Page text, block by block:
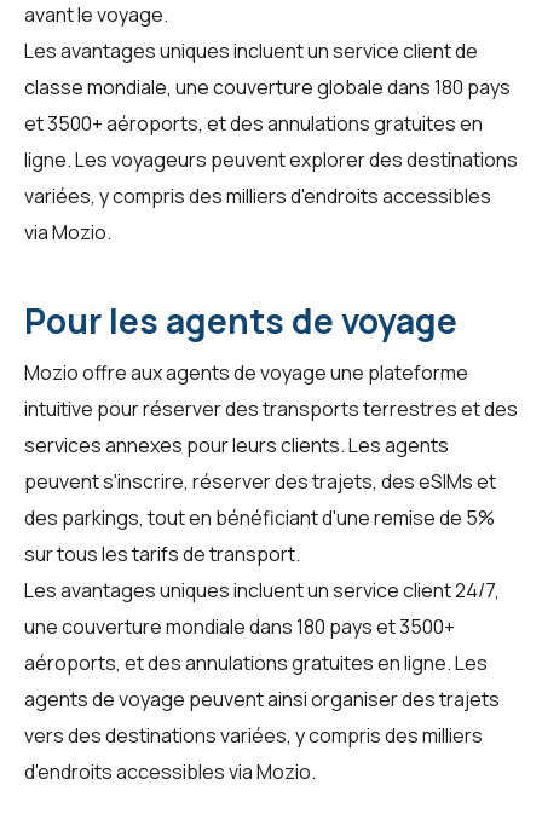
avant le voyage.
Les avantages uniques incluent un service client de
classe mondiale, une couverture globale dans 180 pays
et 3500+ aéroports, et des annulations gratuites en
ligne. Les voyageurs peuvent explorer des destinations
variées, y compris des milliers d'endroits accessibles
viaMozio.
Pour les agents de voyage
Mozio offre aux agents de voyage une plateforme
intuitive pour réserver des transports terrestres et des
services annexes pour leurs clients. Les agents
peuvent s'inscrire, réserver des trajets, des eSIMs et
des parkings, tout en bénéficiant d'une remise de 5%
sur tous les tarifs de transport.
Les avantages uniques incluent un service client 24/7,
une couverture mondiale dans 180 pays et 3500+
aéroports, et des annulations gratuites en ligne. Les
agents de voyage peuvent ainsi organiser des trajets
vers des destinations variées, y compris des milliers
d'endroits accessibles viaMozio.